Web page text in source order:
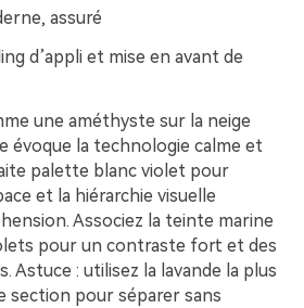
assuré
d’appli et mise en avant de
une améthyste sur la neige
évoque la technologie calme et
palette blanc violet pour
et la hiérarchie visuelle
Associez la teinte marine
pour un contraste fort et des
Astuce : utilisez la lavande la plus
section pour séparer sans